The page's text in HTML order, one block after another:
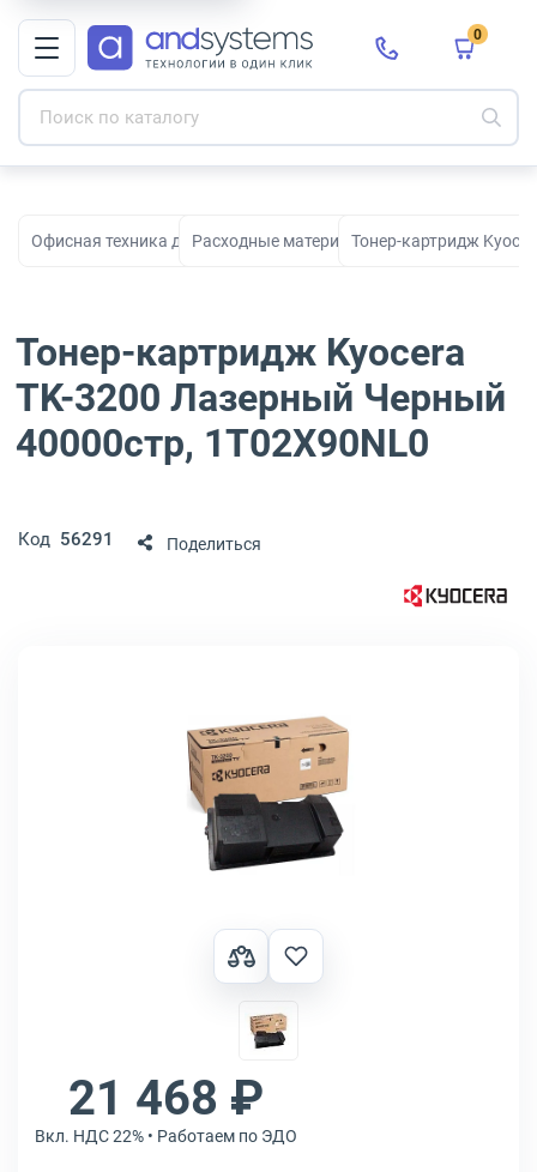
0
Офисная техника для печати, сканирования и
Расходные материалы для принтеров и
Тонер-картридж
Тонер-картридж Kyocera
TK-3200 Лазерный Черный
40000стр, 1T02X90NL0
Код 56291 Поделиться
21 468 ₽
Вкл. НДС 22% • Работаем по ЭДО